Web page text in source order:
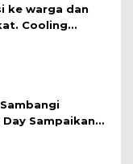
ke warga dan
Cooling
Rumbai,
Sampaikan
&